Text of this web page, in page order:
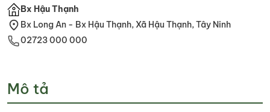
Bx Hậu Thạnh
Bx Long An - Bx Hậu Thạnh, Xã Hậu Thạnh, Tây Ninh
02723 000 000
Mô tả